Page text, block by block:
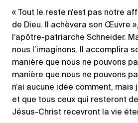
« Tout le reste n’est pas notre
de Dieu. Il achèvera son Œuvre
l’apôtre-patriarche Schneider.
nous l’imaginons. Il accomplira
manière que nous ne pouvons
manière que nous ne pouvons
n’ai aucune idée comment, mais
et que tous ceux qui resteront
Jésus-Christ recevront la vie